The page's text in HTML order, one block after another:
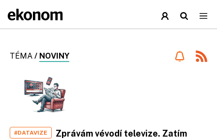
TÉMA / NOVINY
#DATAVIZE Zprávám vévodí televize. Zatím